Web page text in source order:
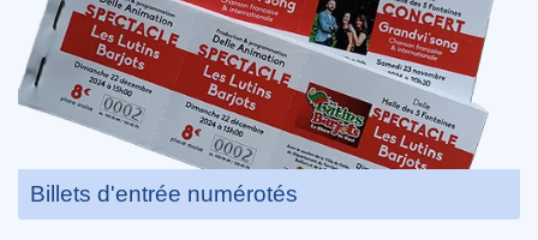
Billets d'entrée numérotés